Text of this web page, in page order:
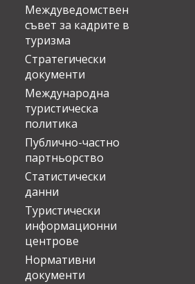
Междуведомствен
съвет за кадрите в
туризма
Стратегически
документи
Международна
туристическа
политика
Публично-частно
партньорство
Статистически
данни
Туристически
информационни
центрове
Нормативни
документи